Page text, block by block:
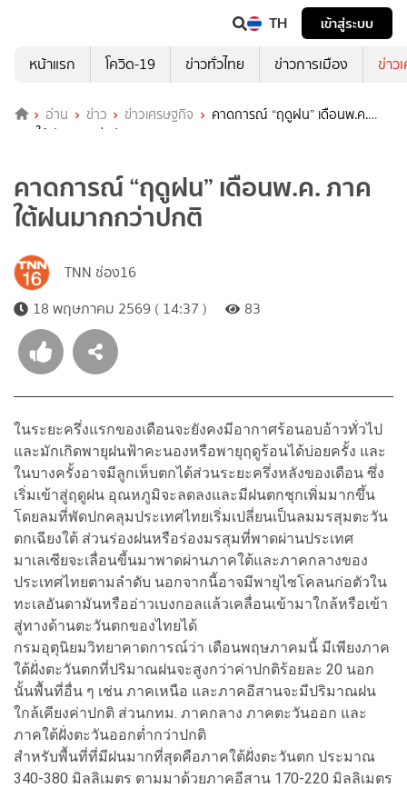
TH
เข้าสู่ระบบ
หน้าแรก
โควิด-19 ข่าวทั่วไทย ข่าวการเมือง ข่าว
อ่าน ข่าว ข่าวเศรษฐกิจ
คาดการณ์ “ฤดูฝน” เดือนพ.ค.
ภาคใต้ฝนมากกว่าปกติ
คาดการณ์ “ฤดูฝน” เดือนพ.ค. ภาค
ใต้ฝนมากกว่าปกติ
TNN ช่อง16
18 พฤษภาคม 2569 ( 14:37 )
83
ในระยะครึ่งแรกของเดือนจะยังคงมีอากาศร้อนอบอ้าวทั่วไป
และมักเกิดพายุฝนฟ้าคะนองหรือพายุฤดูร้อนได้บ่อยครั้ง และ
ในบางครั้งอาจมีลูกเห็บตกได้ส่วนระยะครึ่งหลังของเดือน ซึ่ง
เริ่มเข้าสู่ฤดูฝน อุณหภูมิจะลดลงและมีฝนตกชุกเพิ่มมากขึ้น
โดยลมที่พัดปกคลุมประเทศไทยเริ่มเปลี่ยนเป็นลมมรสุมตะวัน
ตกเฉียงใต้ ส่วนร่องฝนหรือร่องมรสุมที่พาดผ่านประเทศ
มาเลเซียจะเลื่อนขี้นมาพาดผ่านภาคใต้และภาคกลางของ
ประเทศไทยตามลำดับ นอกจากนี้อาจมีพายุไซโคลนก่อตัวใน
ทะเลอันดามันหรืออ่าวเบงกอลแล้วเคลื่อนเข้ามาใกล้หรือเข้า
สู่ทางด้านตะวันตกของไทยได้
กรมอุตุนิยมวิทยาคาดการณ์ว่า เดือนพฤษภาคมนี้ มีเพียงภาค
ใต้ฝั่งตะวันตกที่ปริมาณฝนจะสูงกว่าค่าปกติร้อยละ 20 นอก
นั้นพื้นที่อื่น ๆ เช่น ภาคเหนือ และภาคอีสานจะมีปริมาณฝน
ใกล้เคียงค่าปกติ ส่วนกทม. ภาคกลาง ภาคตะวันออก และ
ภาคใต้ฝั่งตะวันออกต่ำกว่าปกติ
สำหรับพื้นที่ที่มีฝนมากที่สุดคือภาคใต้ฝั่งตะวันตก ประมาณ
340-380 มิลลิเมตร ตามมาด้วยภาคอีสาน 170-220 มิลลิเมตร